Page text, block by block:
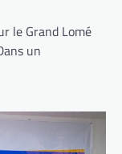
le Grand Lomé
un